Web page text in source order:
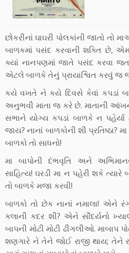
છોકરીનાં ઘાઘરી પોલકાંની જાતો તો
બાળકમાં પસંદ કરવાની શક્તિ છે,
ક્યાં નાનપણમાં જાતે પસંદ કરવા
એટલે બાળકે તેનું પ્રાયાશ્વિત કરવું જ
કયે વખતે ને કયે દિવસે કેવાં કપડાં
અનુભવી માતા જ કરે છે. માતાની
સભાને યોગ્ય કપડાં બાળકે ન
જાય? નાનાં બાળકોની શી પ્રતિષ્ઠા?
બાળકો તો સાધનો!
મા બાપોની દંભવૃતિ અને
સાહિત્ય! ઘરડી મા ન પહેરી શકે ત્યારે
તો બાળકે મજા કરવી!
બાળકો તો છેક નાનાં નમાલા! એને
કલાની કદર શી? એને સૌંદર્યનો
બાપની મોટી મોટી ઢીંગલીઓ. માબાપ
શણગારે ને તેને જોઈ રાજી થાય;